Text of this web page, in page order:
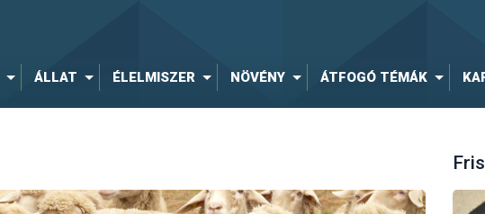
ÁLLAT ÉLELMISZER NÖVÉNY ÁTFOGÓ TÉMÁK